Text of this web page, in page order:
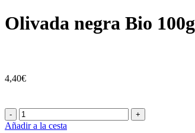
Olivada negra Bio 100g
4,40€
- +
Añadir a la cesta